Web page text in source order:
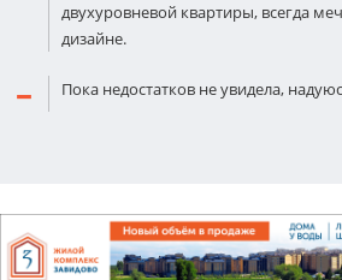
двухуровневой квартиры, всегда
дизайне.
Пока недостатков не увидела,